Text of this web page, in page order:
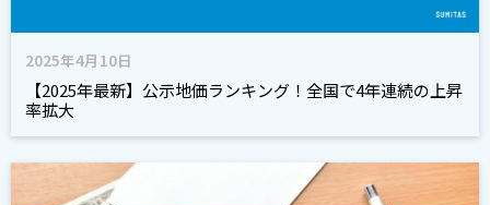
2025年4月10日
【2025年最新】公示地価ランキング！全国で4年連続の上昇
率拡大